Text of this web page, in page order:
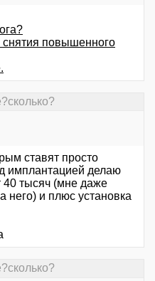
снятия повышенного
ставят просто
имплантацией делаю
40 тысяч (мне даже
него) и плюс установка